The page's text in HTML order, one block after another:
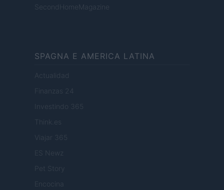
SecondHomeMagazine
SPAGNA E AMERICA LATINA
Actualidad
Finanzas 24
Investindo 365
Think.es
Viajar 365
ES Newz
Pet Story
Encocina